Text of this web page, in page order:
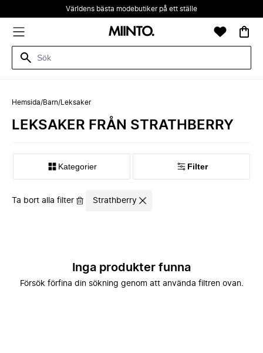
Världens bästa modebutiker på ett ställe
Hemsida/Barn/ Leksaker
LEKSAKER FRÅN STRATHBERRY
Kategorier Filter
Ta bort alla filter Strathberry
Inga produkter funna
Försök förfina din sökning genom att använda filtren ovan.